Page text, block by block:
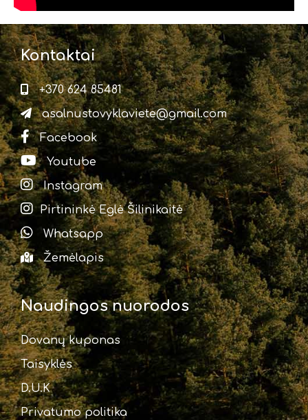
Kontaktai
+370 624 85481
asalnustovyklaviete@gmail.com
Facebook
Youtube
Instagram
Pirtininkė Eglė Šilinikaitė
Whatsapp
Žemėlapis
Naudingos nuorodos
Dovanų kuponas
Taisyklės
D.U.K
Privatumo politika